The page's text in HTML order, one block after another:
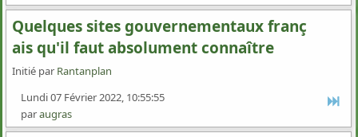
Quelques sites gouvernementaux franç
ais qu'il faut absolument connaître
Initié par Rantanplan
Lundi 07 Février 2022, 10:55:55
paraugras